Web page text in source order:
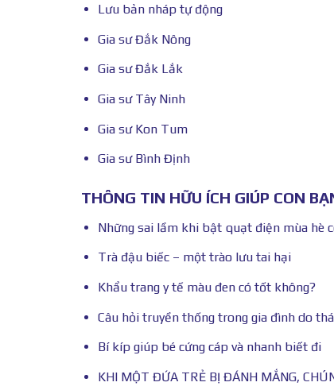
Lưu bản nháp tự động
Gia sư Đắk Nông
Gia sư Đắk Lắk
Gia sư Tây Ninh
Gia sư Kon Tum
Gia sư Bình Định
THÔNG TIN HỮU ÍCH GIÚP CON
Những sai lầm khi bật quạt điện mùa hè
Trà đậu biếc – một trào lưu tai hại
Khẩu trang y tế màu đen có tốt không?
Câu hỏi truyền thống trong gia đình do
Bí kíp giúp bé cứng cáp và nhanh biết đi
KHI MỘT ĐỨA TRẺ BỊ ĐÁNH MẮNG,